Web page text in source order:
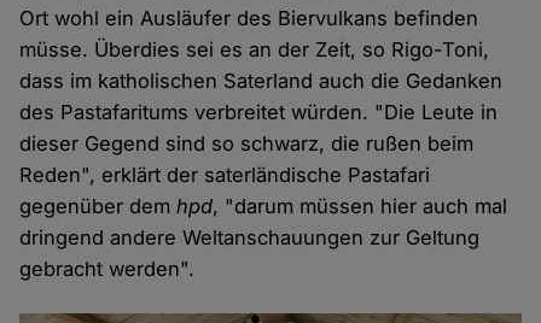
Ort wohl ein Ausläufer des Biervulkans befinden
müsse. Überdies sei es an der Zeit, so Rigo-Toni,
dass im katholischen Saterland auch die Gedanken
des Pastafaritums verbreitet würden. "Die Leute in
dieser Gegend sind so schwarz, die rußen beim
Reden", erklärt der saterländische Pastafari
gegenüber demhpd, "darum müssen hier auch mal
dringend andere Weltanschauungen zur Geltung
gebracht werden".